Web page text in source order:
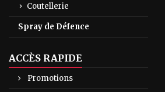
Coutellerie
Spray de Défence
ACCÈS RAPIDE
Promotions